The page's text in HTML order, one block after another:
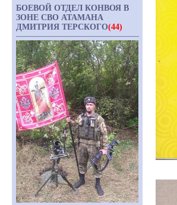
БОЕВОЙ ОТДЕЛ КОНВОЯ В
ЗОНЕ СВО АТАМАНА
ДМИТРИЯ ТЕРСКОГО(44)